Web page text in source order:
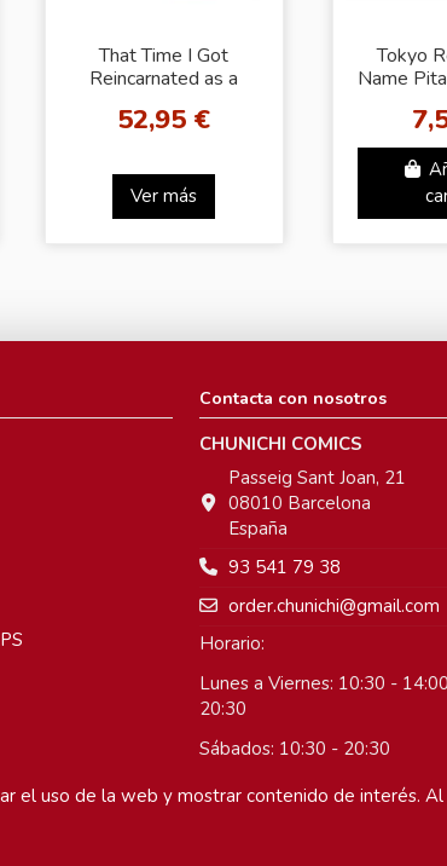
That Time I Got
Reincarnated as a
Ichibansho Harvest
52,95 €
Ver más
Tokyo
Name
Contacta con nosotros
CHUNICHI COMICS
Passeig Sant Joan, 21
08010 Barcelona
España
93 541 79 38
order.chunichi@gmail.com
Horario:
Lunes a Viernes: 10:30 -
20:30
Sábados: 10:30 - 20:30
Domingos: Cerrado
uso de la web y mostrar contenido de interés. Al